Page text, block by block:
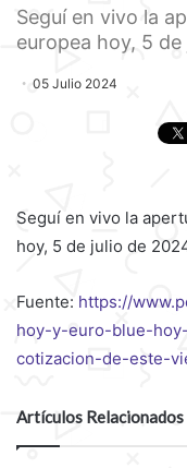
Seguí en vivo la
europea hoy, 5
05 Julio 2024
Seguí en vivo la
hoy, 5 de julio de
Fuente: https://
hoy-y-euro-blue-
cotizacion-de-este-
Artículos Relacionados